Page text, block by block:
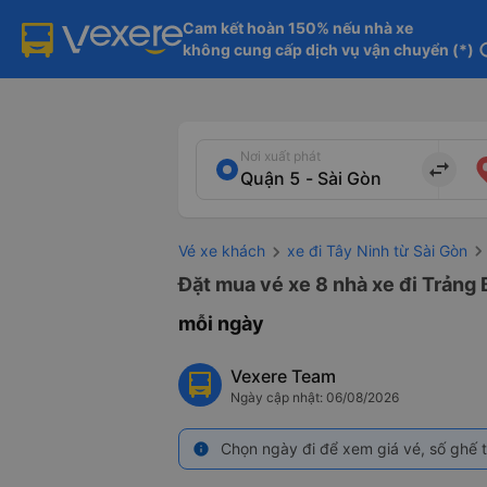
Cam kết hoàn 150% nếu nhà xe
không cung cấp dịch vụ vận chuyển (*)
Nơi xuất phát
import_export
Vé xe khách xe đi Tây Ninh từ Sài Gòn
Đặt mua vé xe 8 nhà xe đi Trảng
mỗi ngày
Vexere Team
Ngày cập nhật: 06/08/2026
info Chọn ngày đi để xem giá vé, số